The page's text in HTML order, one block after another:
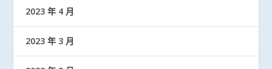
2023 年 4 月
2023 年 3 月